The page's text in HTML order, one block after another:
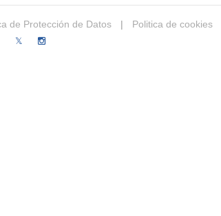
de Protección de Datos |
Politica de cookies
𝕏